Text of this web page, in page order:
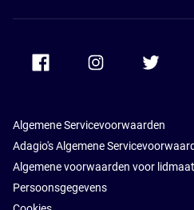
Accor Facebook Accor
Algemene Servicevoorwaarden
Adagio's Algemene
Algemene voorwaarden voor
Persoonsgegevens